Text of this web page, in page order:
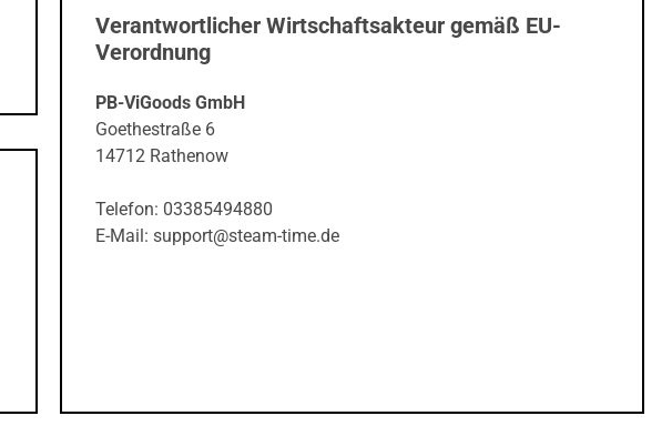
Verantwortlicher Wirtschaftsakteur gemäß EU-
Verordnung
PB-ViGoods GmbH
Goethestraße 6
14712 Rathenow
Telefon: 03385494880
E-Mail: support@steam-time.de